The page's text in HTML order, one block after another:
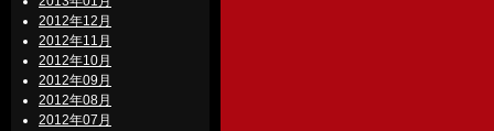
2012年12月
2012年11月
2012年10月
2012年09月
2012年08月
2012年07月